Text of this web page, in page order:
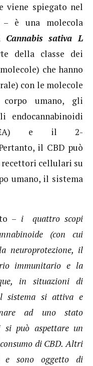
viene spiegato nel
– è una molecola
Cannabis sativa L
della classe dei
chehanno
con le molecole
umano, gli
endocannabinoidi
(AEA) e il 2-
il CBD può
cellulari su
umano, il sistema
– i quattro scopi
(con cui
neuroprotezione, il
immunitario e la
in situazioni di
sistema si attiva e
ad uno stato
si può aspettare un
di CBD. Altri
e sono oggetto di